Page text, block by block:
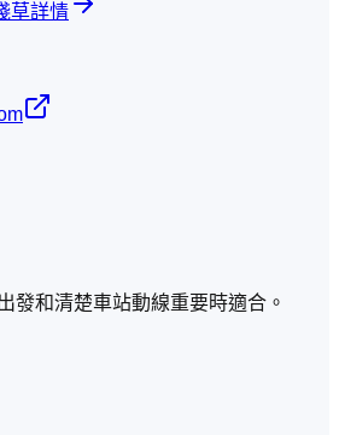
草詳情
發和清楚車站動線重要時適合。